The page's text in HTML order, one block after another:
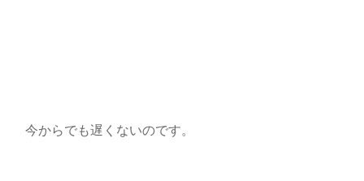
今からでも遅くないのです。